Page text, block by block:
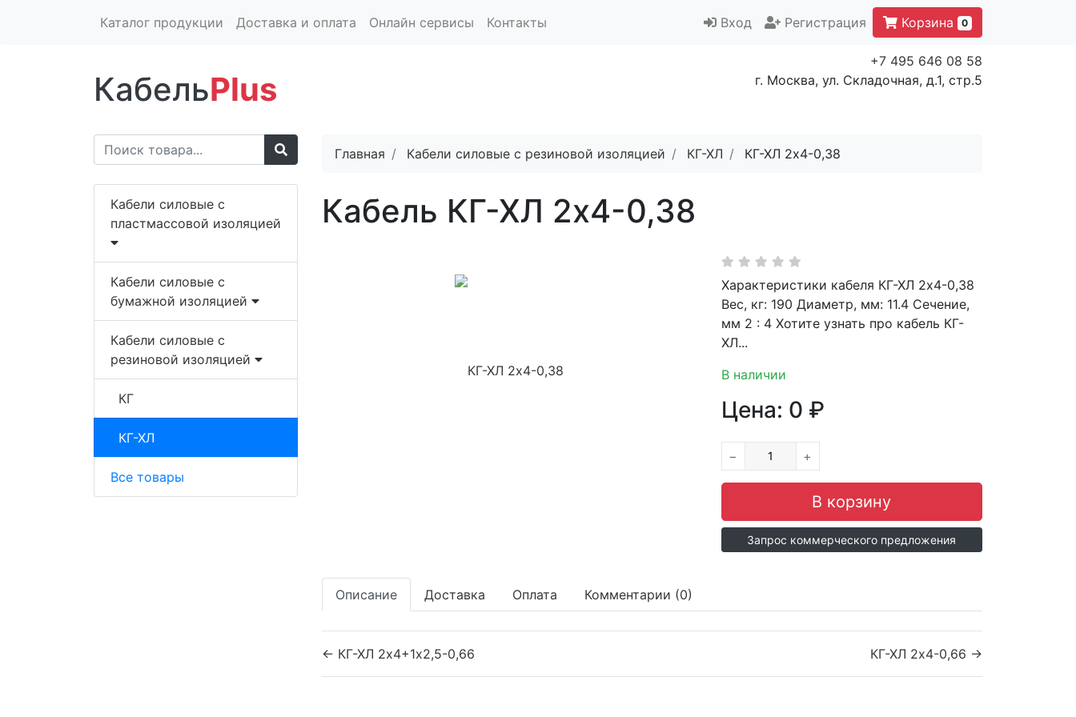
Каталог продукции Доставка и оплата Онлайн сервисы Контакты Вход Регистрация Корзина 0
КабельPlus
+7 495 646 08 58
г. Москва, ул. Складочная, д.1, стр.5
Кабели силовые с
пластмассовой изоляцией
Кабели силовые с
бумажной изоляцией
Кабели силовые с
резиновой изоляцией
КГ
КГ-ХЛ
Все товары
Главная Кабели силовые с резиновой изоляцией КГ-ХЛ КГ-ХЛ 2х4-0,38
Кабель КГ-ХЛ 2х4-0,38
Характеристики кабеля КГ-ХЛ 2х4-0,38
Вес, кг: 190 Диаметр, мм: 11.4 Сечение,
мм 2 : 4 Хотите узнать про кабель КГ-
ХЛ...
В наличии
Цена: 0 ₽
− +
Запрос коммерческого предложения
Описание Доставка Оплата Комментарии (0)
← КГ-ХЛ 2х4+1х2,5-0,66 КГ-ХЛ 2х4-0,66 →